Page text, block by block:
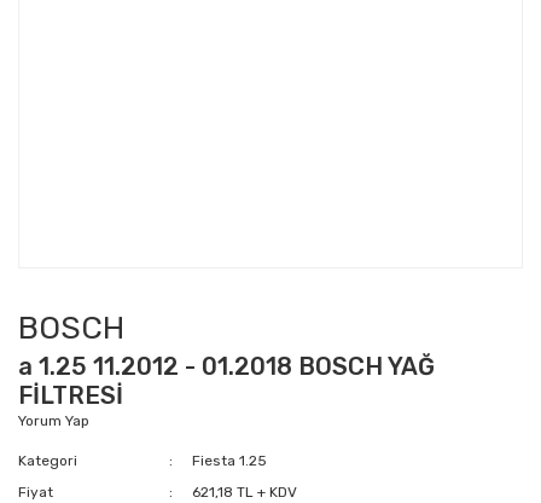
BOSCH
a 1.25 11.2012 - 01.2018 BOSCH YAĞ
FİLTRESİ
Yorum Yap
Kategori
Fiesta 1.25
Fiyat
621,18 TL + KDV